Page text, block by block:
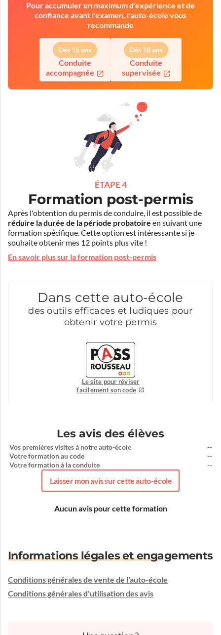
Pour accumuler un maximum d'expérience et de
confiance avant l'examen, l'auto-école vous
recommande
Dès 15 ans
Conduite
accompagnée
Dès 18 ans
Conduite
supervisée
ÉTAPE 4
Formation post-permis
Après l'obtention du permis de conduire, il est possible de
réduire la durée de la période probatoire en suivant une
formation spécifique. Cette option est intéressante si je
souhaite obtenir mes 12 points plus vite !
En savoir plus sur la formation post-permis
Dans cette auto-école
des outils efficaces et ludiques pour
obtenir votre permis
Le site pour réviser
facilement son code
Les avis des élèves
Vos premières visites à notre auto-école
Votre formation au code
Votre formation à la conduite
--
--
--
Laisser mon avis sur cette auto-école
Aucun avis pour cette formation
Informations légales et engagements
Conditions générales de vente de l'auto-école
Conditions générales d'utilisation des avis